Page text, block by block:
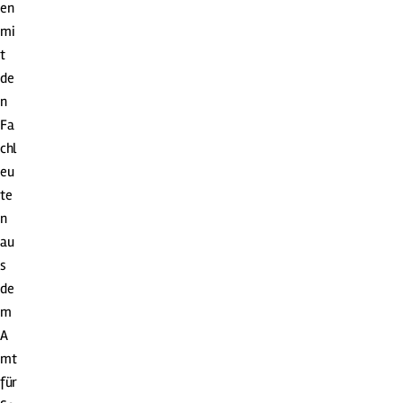
en
mi
t
de
n
Fa
chl
eu
te
n
au
s
de
m
A
mt
für